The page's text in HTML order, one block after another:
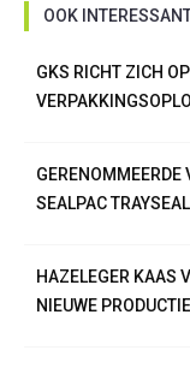
OOK
GKS RICHT ZICH
GERENOMMEERDE
SEALPAC
HAZELEGER KAAS
NIEUWE